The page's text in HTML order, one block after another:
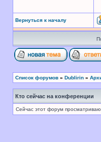
Вернуться к началу
Список форумов » Dublirin »
Кто сейчас на конференции
Сейчас этот форум